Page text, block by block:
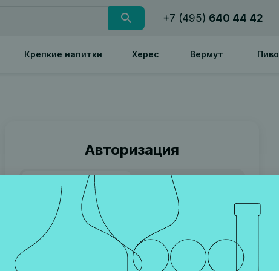
+7 (495) 640 44 42
Крепкие напитки Херес Вермут Пиво
Авторизация
Номер телефона Пароль
Телефон